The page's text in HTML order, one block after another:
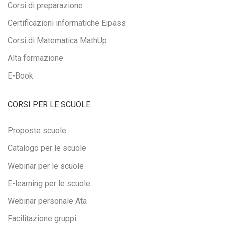
Corsi di preparazione
Certificazioni informatiche Eipass
Corsi di Matematica MathUp
Alta formazione
E-Book
CORSI PER LE SCUOLE
Proposte scuole
Catalogo per le scuole
Webinar per le scuole
E-learning per le scuole
Webinar personale Ata
Facilitazione gruppi